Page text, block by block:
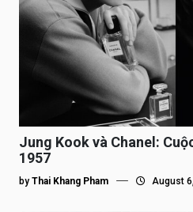
Jung Kook và Chanel:
1957
by Thai Khang Pham August